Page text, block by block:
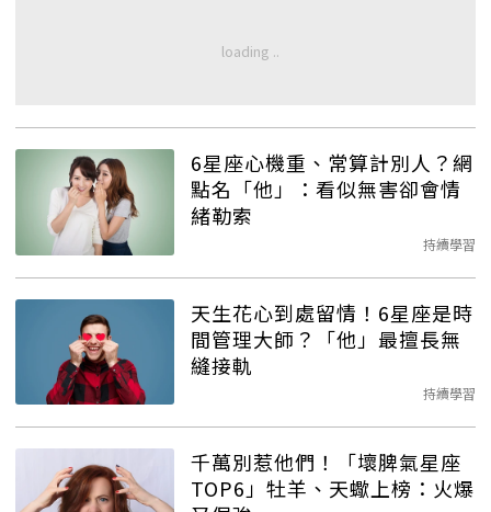
6星座心機重、常算計別人？網
點名「他」：看似無害卻會情
緒勒索
持續學習
天生花心到處留情！6星座是時
間管理大師？「他」最擅長無
縫接軌
持續學習
千萬別惹他們！「壞脾氣星座
TOP6」牡羊、天蠍上榜：火爆